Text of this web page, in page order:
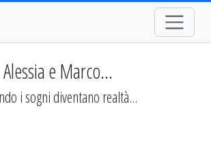
Alessia e Marco...
i sogni diventano realtà...